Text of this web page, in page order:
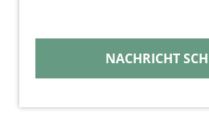
NACHRICHT